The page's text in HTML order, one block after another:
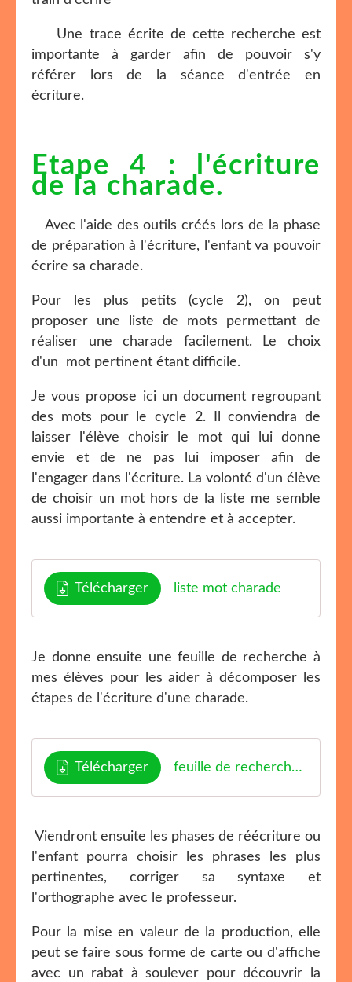
Une trace écrite de cette recherche est
importante à garder afin de pouvoir s'y
référer lors de la séance d'entrée en
écriture.
Etape 4 : l'écriture
de la charade.
Avec l'aide des outils créés lors de la phase
de préparation à l'écriture, l'enfant va pouvoir
écrire sa charade.
Pour les plus petits (cycle 2), on peut
proposer une liste de mots permettant de
réaliser une charade facilement. Le choix
d'un mot pertinent étant difficile.
Je vous propose ici un document regroupant
des mots pour le cycle 2. Il conviendra de
laisser l'élève choisir le mot qui lui donne
envie et de ne pas lui imposer afin de
l'engager dans l'écriture. La volonté d'un élève
de choisir un mot hors de la liste me semble
aussi importante à entendre et à accepter.
Télécharger liste mot charade
Je donne ensuite une feuille de recherche à
mes élèves pour les aider à décomposer les
étapes de l'écriture d'une charade.
Télécharger feuille de recherche charade enjoyclassroom
Viendront ensuite les phases de réécriture ou
l'enfant pourra choisir les phrases les plus
pertinentes, corriger sa syntaxe et
l'orthographe avec le professeur.
Pour la mise en valeur de la production, elle
peut se faire sous forme de carte ou d'affiche
avec un rabat à soulever pour découvrir la